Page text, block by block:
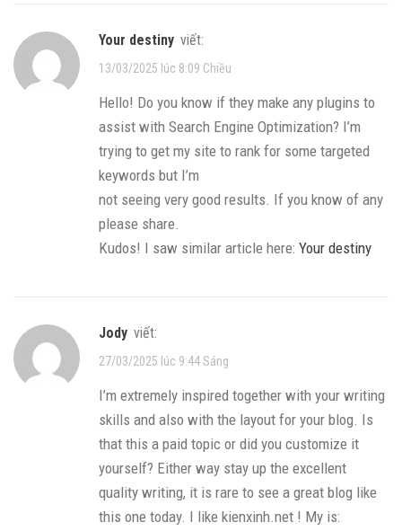
your destiny viết:
13/03/2025 lúc 8:09 Chiều
Hello! Do you know if they make any plugins to
assist with Search Engine Optimization? I’m
trying to get my site to rank for some targeted
keywords but I’m
not seeing very good results. If you know of any
please share.
Kudos! I saw similar article here: Your destiny
Jody viết:
27/03/2025 lúc 9:44 Sáng
I’m extremely inspired together with your writing
skills and also with the layout for your blog. Is
that this a paid topic or did you customize it
yourself? Either way stay up the excellent
quality writing, it is rare to see a great blog like
this one today. I like kienxinh.net ! My is: